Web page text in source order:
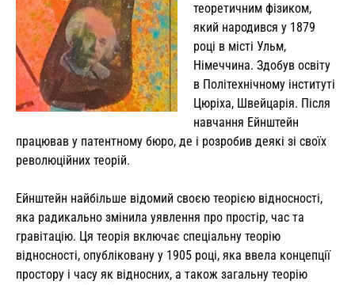
теоретичним фізиком,
який народився у 1879
році в місті Ульм,
Німеччина. Здобув освіту
в Політехнічному інституті
Цюріха, Швейцарія. Після
навчання Ейнштейн
працював у патентному бюро, де і розробив деякі зі своїх
революційних теорій.
Ейнштейн найбільше відомий своєю теорією відносності,
яка радикально змінила уявлення про простір, час та
гравітацію. Ця теорія включає спеціальну теорію
відносності, опубліковану у 1905 році, яка ввела концепції
простору і часу як відносних, а також загальну теорію